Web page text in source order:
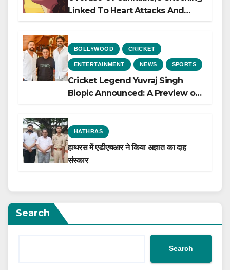
Linked To Heart Attacks And
BOLLYWOOD CRICKET
ENTERTAINMENT NEWS SPORTS
Cricket Legend Yuvraj Singh
Biopic Announced: A Preview of
HATHRAS
हाथरस में एडीएचआर ने किया अज्ञात का दाह
संस्कार
Search
Search